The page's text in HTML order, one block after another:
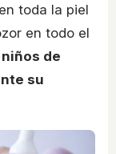
toda la piel
en todo el
de
su